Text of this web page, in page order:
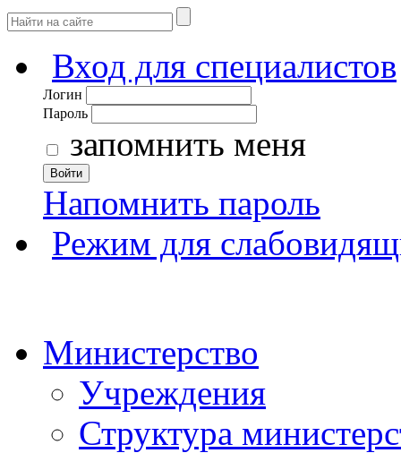
Вход для специалистов
Логин
Пароль
запомнить меня
Войти
Напомнить пароль
Режим для
Министерство
Учреждения
Структура